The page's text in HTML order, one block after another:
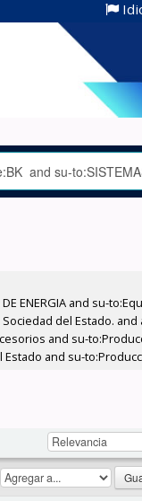
ENERGIA and su-
del Estado. and
and su-
Estado and su-